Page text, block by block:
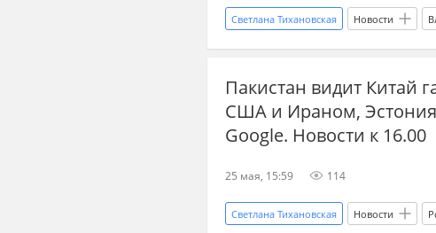
Светлана Тихановская Новости
Владимир Джабаров ЕС
белорусская оппозиция
Пакистан видит Китай
США и Ираном, Эстония
Google. Новости к 16.00
25 мая, 15:59 114
Светлана Тихановская Новости